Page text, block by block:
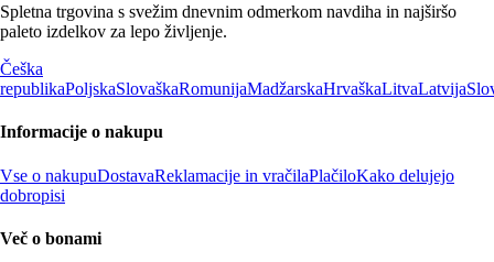
Spletna trgovina s svežim dnevnim odmerkom navdiha in najširšo
paleto izdelkov za lepo življenje.
Češka
republikaPoljskaSlovaškaRomunijaMadžarskaHrvaškaLitvaLatvija
Informacije o nakupu
Vse o nakupuDostavaReklamacije in vračilaPlačiloKako delujejo
dobropisi
Več o bonami